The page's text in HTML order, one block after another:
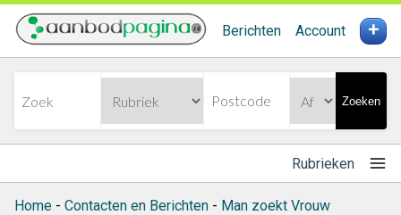
Berichten Account +
Zoeken
Rubrieken
Home - Contacten en Berichten - Man zoekt Vrouw